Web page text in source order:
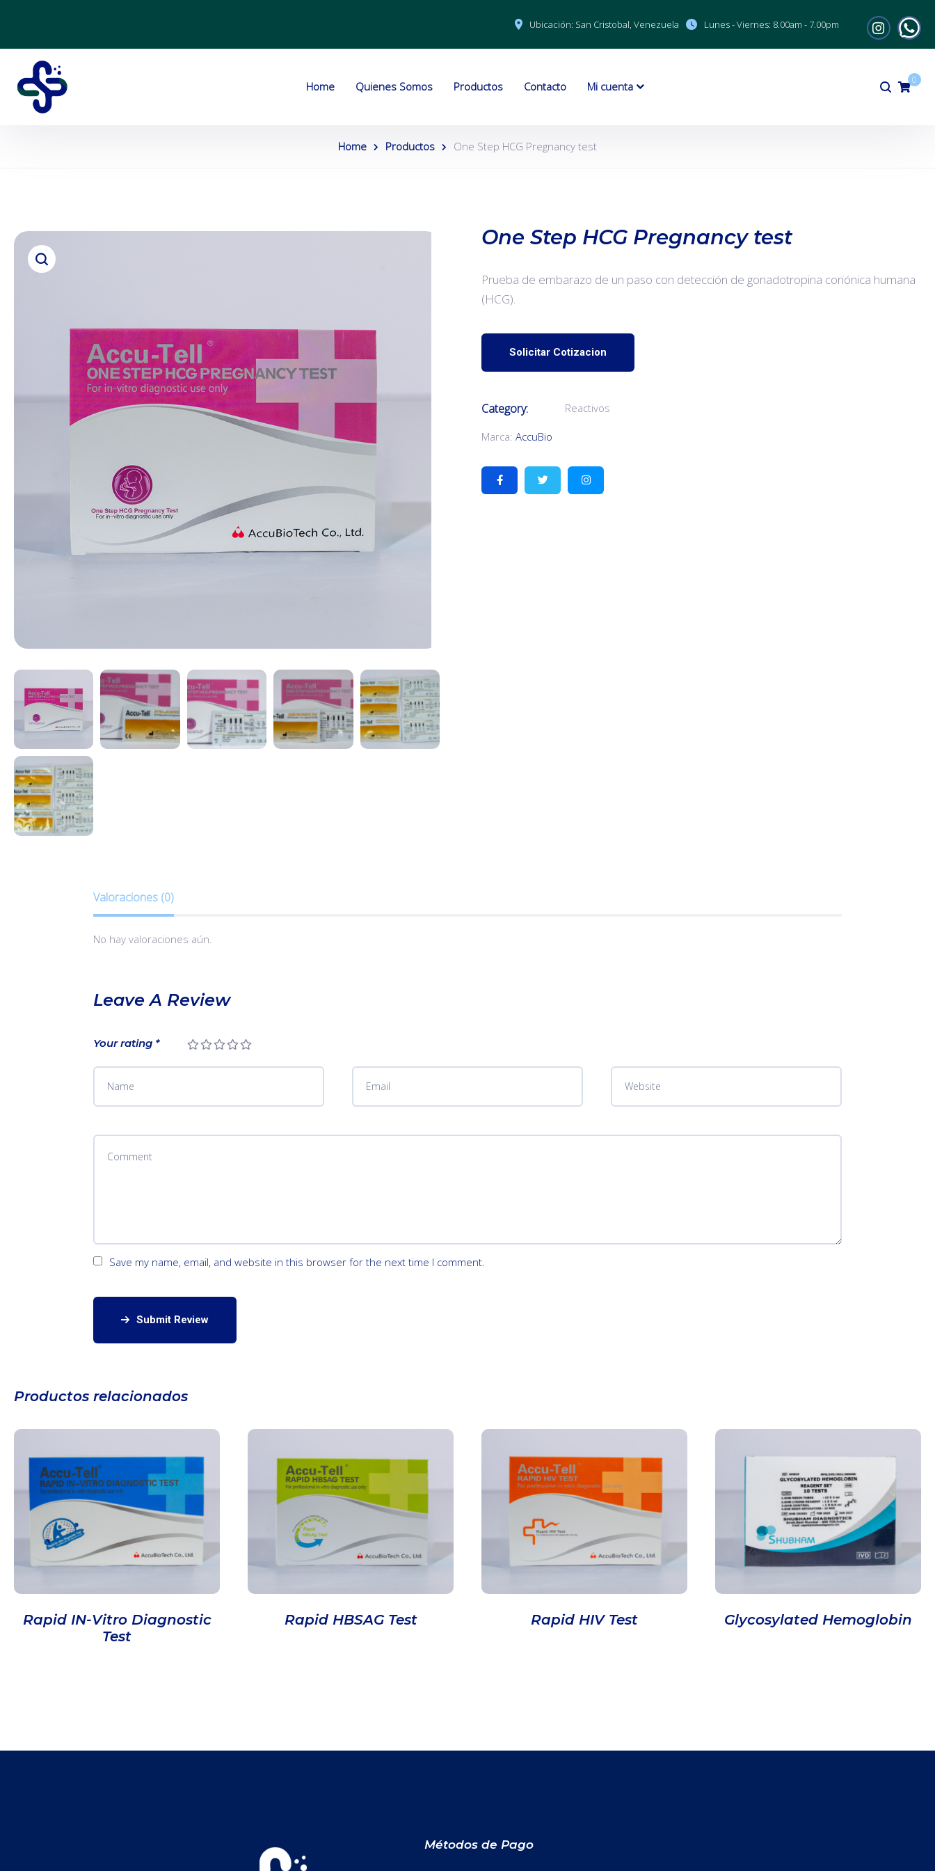
Ubicación: San Cristobal, Venezuela Lunes - Viernes: 8.00am - 7.00pm
Home Quienes Somos Productos Contacto Mi cuenta 0
Home Productos One Step HCG Pregnancy test
One Step HCG Pregnancy test
Prueba de embarazo de un paso con detección de gonadotropina coriónica humana
(HCG).
Solicitar Cotizacion
Category: Reactivos
Marca: AccuBio
Valoraciones (0)
No hay valoraciones aún.
Leave A Review
Your rating *
Save my name, email, and website in this browser for the next time I comment.
Submit Review
Productos relacionados
Rapid IN-Vitro Diagnostic
Test
Rapid HBSAG Test Rapid HIV Test Glycosylated Hemoglobin
Métodos de Pago